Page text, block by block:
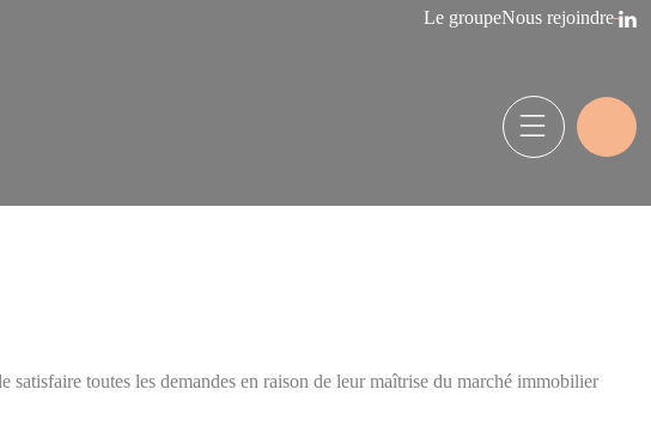
Le groupeNous rejoindre
toutes les demandes en raison de leur maîtrise du marché immobilier